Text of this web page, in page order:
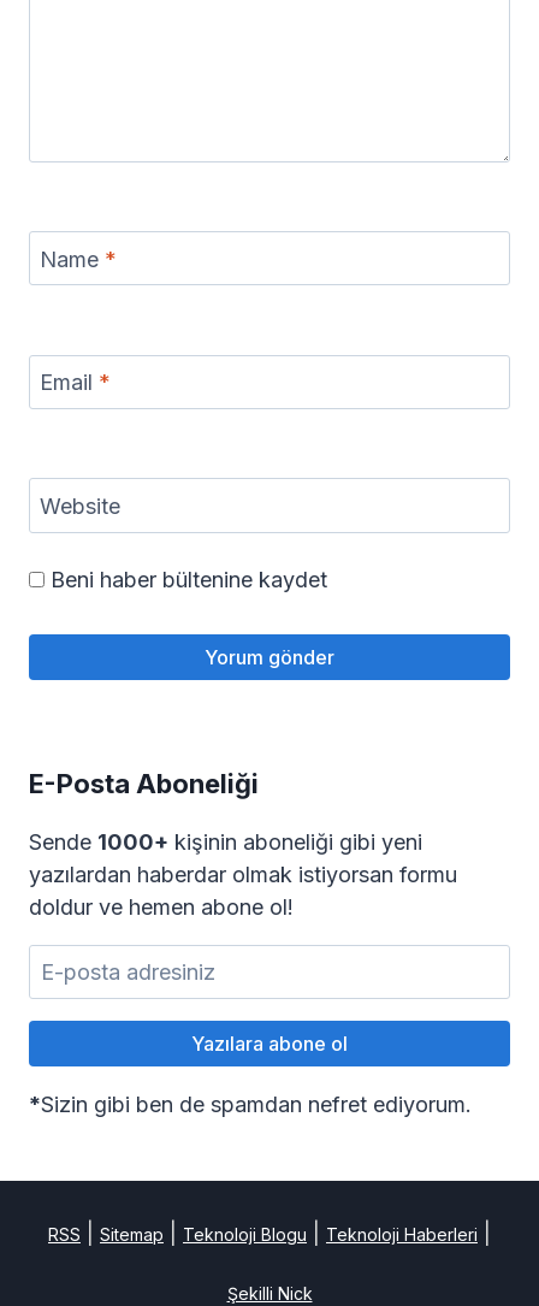
Name *
Email *
Website
Beni haber bültenine kaydet
E-Posta Aboneliği
Sende 1000+ kişinin aboneliği gibi yeni
yazılardan haberdar olmak istiyorsan formu
doldur ve hemen abone ol!
*Sizin gibi ben de spamdan nefret ediyorum.
RSS Sitemap Teknoloji Blogu Teknoloji Haberleri
Şekilli Nick